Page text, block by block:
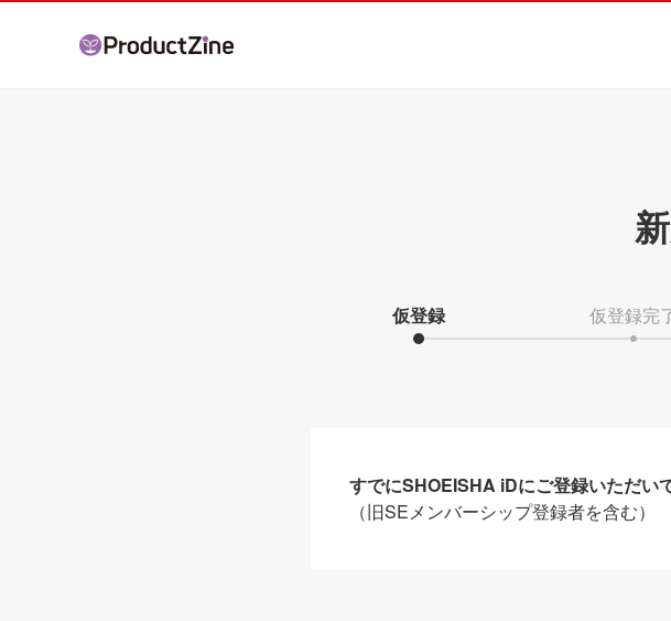
仮登録 仮登録完
すでにSHOEISHA iDにご登録いただい
（旧SEメンバーシップ登録者を含む）